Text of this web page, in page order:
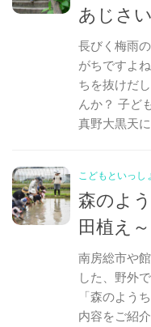
あじさ
長びく梅雨
がちですよ
ちを抜けだ
んか？ 子ど
真野大黒天
こどもといっし
森のよ
田植え～
南房総市や
した、野外
「森のよう
内容をご紹